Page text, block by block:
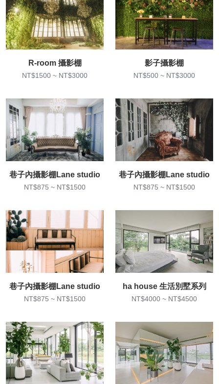
R-room 攝影棚
NT$1500 ~ NT$3000
影子攝影棚
NT$500 ~ NT$3000
巷子內攝影棚Lane studio
NT$875 ~ NT$1500
巷子內攝影棚Lane studio
NT$875 ~ NT$1500
巷子內攝影棚Lane studio
NT$875 ~ NT$1500
ha house 生活別墅系列
NT$4000 ~ NT$4500